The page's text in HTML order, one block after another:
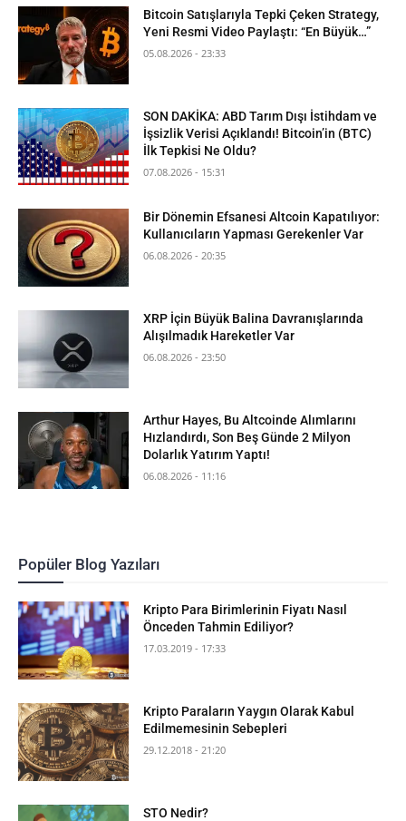
Bitcoin Satışlarıyla Tepki Çeken Strategy,
Yeni Resmi Video Paylaştı: “En Büyük…”
05.08.2026 - 23:33
SON DAKİKA: ABD Tarım Dışı İstihdam ve
İşsizlik Verisi Açıklandı! Bitcoin’in (BTC)
İlk Tepkisi Ne Oldu?
07.08.2026 - 15:31
Bir Dönemin Efsanesi Altcoin Kapatılıyor:
Kullanıcıların Yapması Gerekenler Var
06.08.2026 - 20:35
XRP İçin Büyük Balina Davranışlarında
Alışılmadık Hareketler Var
06.08.2026 - 23:50
Arthur Hayes, Bu Altcoinde Alımlarını
Hızlandırdı, Son Beş Günde 2 Milyon
Dolarlık Yatırım Yaptı!
06.08.2026 - 11:16
Popüler Blog Yazıları
Kripto Para Birimlerinin Fiyatı Nasıl
Önceden Tahmin Ediliyor?
17.03.2019 - 17:33
Kripto Paraların Yaygın Olarak Kabul
Edilmemesinin Sebepleri
29.12.2018 - 21:20
STO Nedir?